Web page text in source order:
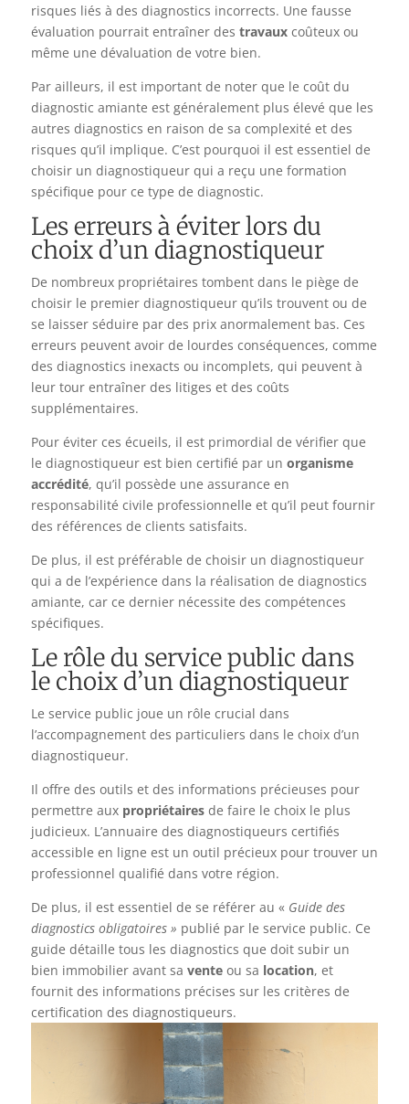
risques liés à des diagnostics incorrects. Une fausse
évaluation pourrait entraîner des travauxcoûteux ou
même une dévaluation de votre bien.
Par ailleurs, il est important de noter que le coût du
diagnostic amiante est généralement plus élevé que les
autres diagnostics en raison de sa complexité et des
risques qu’il implique. C’est pourquoi il est essentiel de
choisir un diagnostiqueur qui a reçu une formation
spécifique pour ce type de diagnostic.
Les erreurs à éviter lors du
choix d’un diagnostiqueur
De nombreux propriétaires tombent dans le piège de
choisir le premier diagnostiqueur qu’ils trouvent ou de
se laisser séduire par des prix anormalement bas. Ces
erreurs peuvent avoir de lourdes conséquences, comme
des diagnostics inexacts ou incomplets, qui peuvent à
leur tour entraîner des litiges et des coûts
supplémentaires.
Pour éviter ces écueils, il est primordial de vérifier que
le diagnostiqueur est bien certifié par un organisme
accrédité, qu’il possède une assurance en
responsabilité civile professionnelle et qu’il peut fournir
des références de clients satisfaits.
De plus, il est préférable de choisir un diagnostiqueur
qui a de l’expérience dans la réalisation de diagnostics
amiante, car ce dernier nécessite des compétences
spécifiques.
Le rôle du service public dans
le choix d’un diagnostiqueur
Le service public joue un rôle crucial dans
l’accompagnement des particuliers dans le choix d’un
diagnostiqueur.
Il offre des outils et des informations précieuses pour
permettre aux propriétairesde faire le choix le plus
judicieux. L’annuaire des diagnostiqueurs certifiés
accessible en ligne est un outil précieux pour trouver un
professionnel qualifié dans votre région.
De plus, il est essentiel de se référer au « Guide des
diagnostics obligatoires » publié par le service public. Ce
guide détaille tous les diagnostics que doit subir un
bien immobilier avant sa venteou sa location, et
fournit des informations précises sur les critères de
certification des diagnostiqueurs.